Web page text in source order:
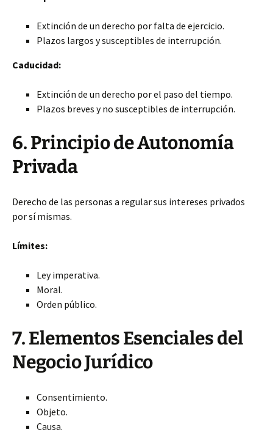
Extinción de un derecho por falta de ejercicio.
Plazos largos y susceptibles de interrupción.
Caducidad:
Extinción de un derecho por el paso del tiempo.
Plazos breves y no susceptibles de interrupción.
6. Principio de Autonomía
Privada
Derecho de las personas a regular sus intereses privados
por sí mismas.
Límites:
Ley imperativa.
Moral.
Orden público.
7. Elementos Esenciales del
Negocio Jurídico
Consentimiento.
Objeto.
Causa.